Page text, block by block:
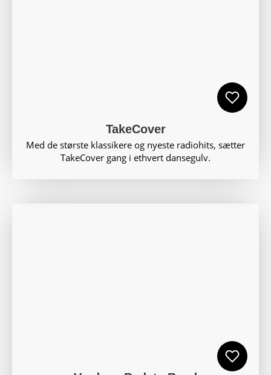
TakeCover
Med de største klassikere og nyeste radiohits, sætter
TakeCover gang i ethvert dansegulv.